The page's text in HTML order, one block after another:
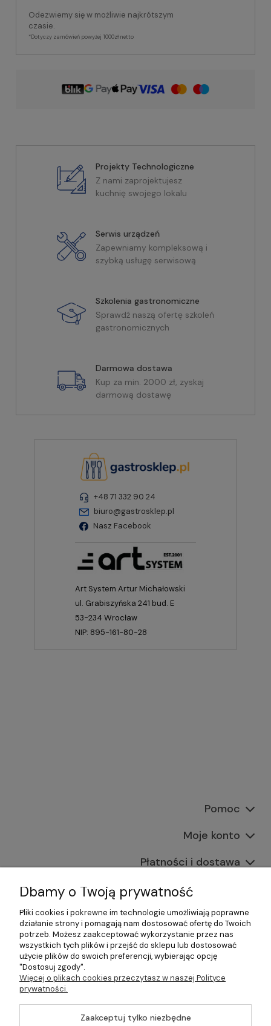
Odezwiemy się w możliwie najkrótszym
czasie.
*Dotyczy zamówień powyżej 1000zł netto
Projekty Technologiczne
Z nami zaprojektujesz
kuchnię swojego lokalu
Serwis urządzeń
Zapewniamy kompleksową i
szybką usługę serwisową
Szkolenia gastronomiczne
Sprawdź naszą ofertę szkoleń
gastronomicznych
Darmowa dostawa
Kup za min. 2000 zł, zyskaj
darmową dostawę
+48 71 332 90 24
biuro@gastrosklep.pl
Nasz Facebook
Art System Artur Michałowski
ul. Grabiszyńska 241 bud. E
53-234 Wrocław
NIP: 895-161-80-28
Pomoc
Moje konto
Płatności i dostawa
Informacje
O nas
©2026 Wszelkie Prawa Zastrzeżone | Gastrosklep |
Wyposażenie gastronomii, restauracji oraz barów
Szablon Master byEcommercy
Dbamy o Twoją prywatność
Pliki cookies i pokrewne im technologie umożliwiają poprawne
działanie strony i pomagają nam dostosować ofertę do Twoich
potrzeb. Możesz zaakceptować wykorzystanie przez nas
wszystkich tych plików i przejść do sklepu lub dostosować
użycie plików do swoich preferencji, wybierając opcję
"Dostosuj zgody".
Więcej o plikach cookies przeczytasz w naszej Polityce
prywatności.
Zaakceptuj tylko niezbędne